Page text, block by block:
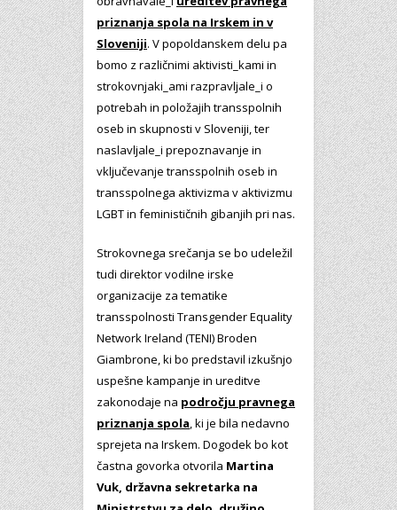
priznanja spola na Irskem in v
Sloveniji. V popoldanskem delu pa
bomo z različnimi aktivisti_kami in
strokovnjaki_ami razpravljale_i o
potrebah in položajih transspolnih
oseb in skupnosti v Sloveniji, ter
naslavljale_i prepoznavanje in
vključevanje transspolnih oseb in
transspolnega aktivizma v aktivizmu
LGBT in feminističnih gibanjih pri nas.
Strokovnega srečanja se bo udeležil
tudi direktor vodilne irske
organizacije za tematike
transspolnosti Transgender Equality
Network Ireland (TENI) Broden
Giambrone, ki bo predstavil izkušnjo
uspešne kampanje in ureditve
zakonodaje na področju pravnega
priznanja spola , ki je bila nedavno
sprejeta na Irskem. Dogodek bo kot
častna govorka otvorila Martina
Vuk, državna sekretarka na